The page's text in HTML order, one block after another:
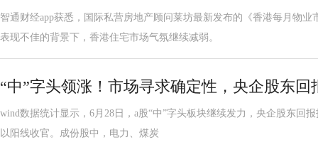
智通财经app获悉，国际私营房地产顾问莱坊最新发布的《香港每月物
表现不佳的背景下，香港住宅市场气氛继续减弱。
“中”字头领涨！市场寻求确定性，央企股东回
wind数据统计显示，6月28日，a股“中”字头板块继续发力，央企股东回
以阳线收官。成份股中，电力、煤炭